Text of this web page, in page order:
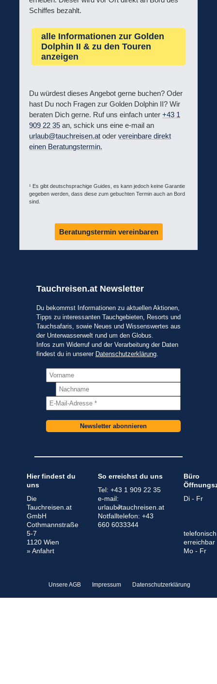
Schiffes bezahlt.
alle Informationen zur Golden
Dolphin II & zu den Touren
anzeigen
Du würdest dieses Angebot gerne buchen? Oder
hast Du noch Fragen zur Golden Dolphin II? Wir
beraten Dich gerne. Ruf uns einfach unter +43 1
909 22 35 an, schick uns eine e-mail an
urlaub@tauchreisen.at oder vereinbare direkt
einen Beratungstermin.
¹ Es gibt deutschsprachige Guides, es kann jedoch keine Garantie
gegeben werden, dass diese zum gebuchten Termin auch an Bord
sind.
Beratungstermin vereinbaren
Tauchreisen.at Newsletter
Du bekommst Informationen zu aktuellen Aktionen,
Tipps zu interessanten Tauchgebieten, Resorts und
Tauchsafaris, sowie Neues und Wissenswertes aus
der Unterwasserwelt rund um den Globus.
Infos zum Widerruf und der Verarbeitung der Daten
findest du in unserer Datenschutzerklärung.
Hier findest du
uns
Die
Tauchreisen.at
GmbH
Cothmannstraße
5-7
1120 Wien
» Anfahrt
So erreichst du uns
Tel: +43 1 909 22 35
e-mail:
urlaub∂tauchreisen.at
Notfalltelefon: +43
660 6033344
Büro
Di - Fr
telefonisch
erreichbar
Mo - Fr
Unsere AGB Impressum Datenschutzerklärung